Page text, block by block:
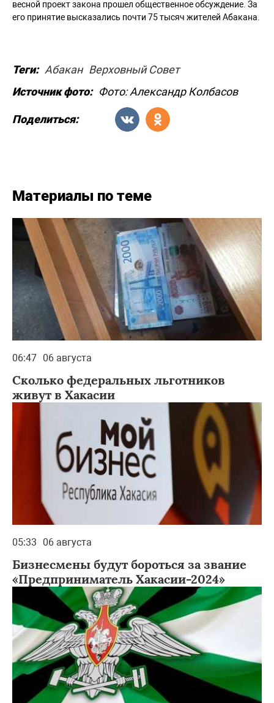
весной проект закона прошел общественное обсуждение. За
его принятие высказались почти 75 тысяч жителей Абакана.
Теги: Абакан Верховный Совет
Источник фото: Фото: Александр Колбасов
Поделиться:
Материалы по теме
06:47 06 августа
Сколько федеральных льготников
живут в Хакасии
05:33 06 августа
Бизнесмены будут бороться за звание
«Предприниматель Хакасии-2024»